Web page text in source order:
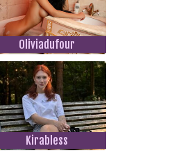
Oliviadufour
Kirabless